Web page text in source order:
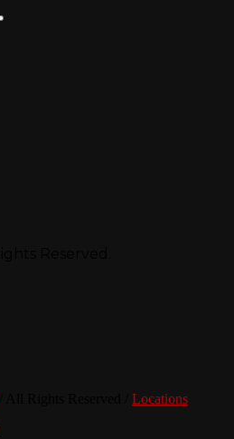
Locations